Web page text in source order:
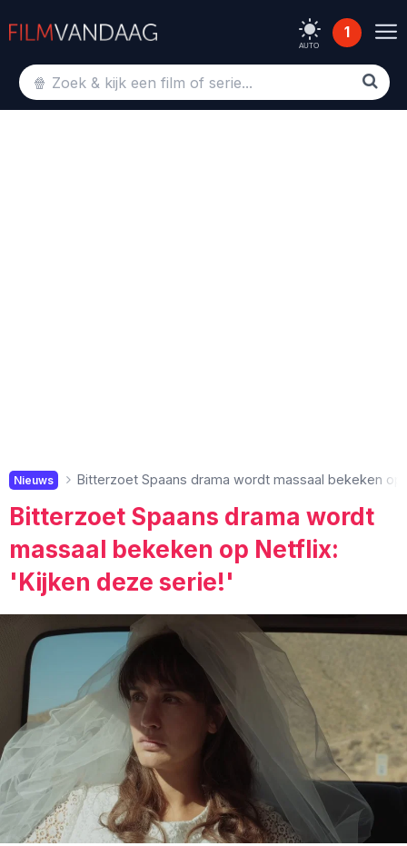
AUTO
1
Nieuws Bitterzoet Spaans drama wordt massaal bekeken
Bitterzoet Spaans drama wordt
massaal bekeken op Netflix:
'Kijken deze serie!'